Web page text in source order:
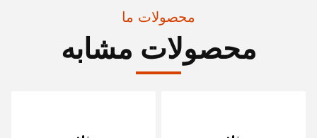
محصولات ما
محصولات مشابه